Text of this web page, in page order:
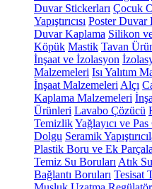
Duvar Stickerları Çocuk
Yapıştırıcısı Poster Duvar
Duvar Kaplama Silikon
Köpük Mastik Tavan
İnşaat ve İzolasyon
Malzemeleri Isı Yalıtım
İnşaat Malzemeleri Alçı
Kaplama Malzemeleri
Ürünleri Lavabo Çözücü
TemizlikYağlayıcı ve
Dolgu Seramik
Plastik Boru ve Ek
Temiz Su Boruları Atık
Bağlantı Boruları Tesisat